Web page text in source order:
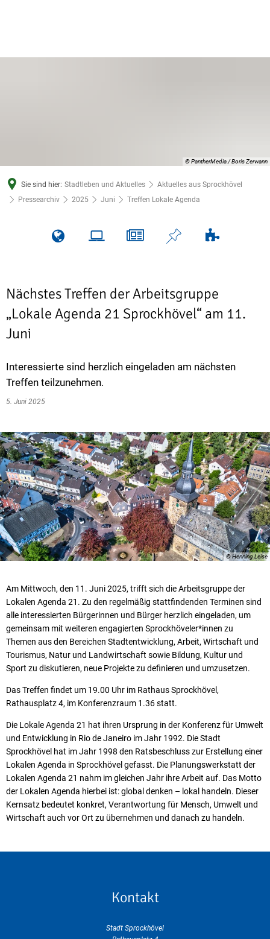
© PantherMedia / Boris Zerwann
Sie sind hier: Stadtleben und Aktuelles
Aktuelles aus Sprockhövel
Pressearchiv
2025 Juni Treffen Lokale Agenda
Nächstes Treffen der Arbeitsgruppe
„Lokale Agenda 21 Sprockhövel“ am 11.
Juni
Interessierte sind herzlich eingeladen am nächsten
Treffen teilzunehmen.
5. Juni 2025
© Henning Leise
Am Mittwoch, den 11. Juni 2025, trifft sich die Arbeitsgruppe der
Lokalen Agenda 21. Zu den regelmäßig stattfindenden Terminen sind
alle interessierten Bürgerinnen und Bürger herzlich eingeladen, um
gemeinsam mit weiteren engagierten Sprockhöveler*innen zu
Themen aus den Bereichen Stadtentwicklung, Arbeit, Wirtschaft und
Tourismus, Natur und Landwirtschaft sowie Bildung, Kultur und
Sport zu diskutieren, neue Projekte zu definieren und umzusetzen.
Das Treffen findet um 19.00 Uhr im Rathaus Sprockhövel,
Rathausplatz 4, im Konferenzraum 1.36 statt.
Die Lokale Agenda 21 hat ihren Ursprung in der Konferenz für Umwelt
und Entwicklung in Rio de Janeiro im Jahr 1992. Die Stadt
Sprockhövel hat im Jahr 1998 den Ratsbeschluss zur Erstellung einer
Lokalen Agenda in Sprockhövel gefasst. Die Planungswerkstatt der
Lokalen Agenda 21 nahm im gleichen Jahr ihre Arbeit auf. Das Motto
der Lokalen Agenda hierbei ist: global denken – lokal handeln. Dieser
Kernsatz bedeutet konkret, Verantwortung für Mensch, Umwelt und
Wirtschaft auch vor Ort zu übernehmen und danach zu handeln.
Kontakt
Stadt Sprockhövel